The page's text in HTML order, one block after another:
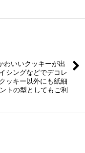
わいいクッキーが出
シングなどでデコレ
ッキー以外にも紙細
トの型としてもご利